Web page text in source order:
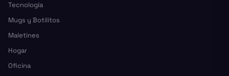
Tecnología
Mugs y Botilitos
Maletines
Hogar
Oficina